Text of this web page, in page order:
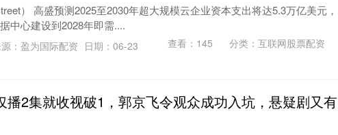
） 高盛预测2025至2030年超大规模云企业资本支出将达5.3万亿美元，
中心建设到2028年即需....
：盈为国际配资 日期：06-23 查看： 145 分类： 互联网股票配资
播2集就收视破1，郭京飞令观众成功入坑，悬疑剧又有